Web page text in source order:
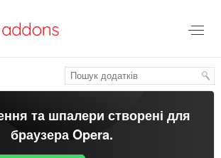
та шпалери створені для
браузера Opera.